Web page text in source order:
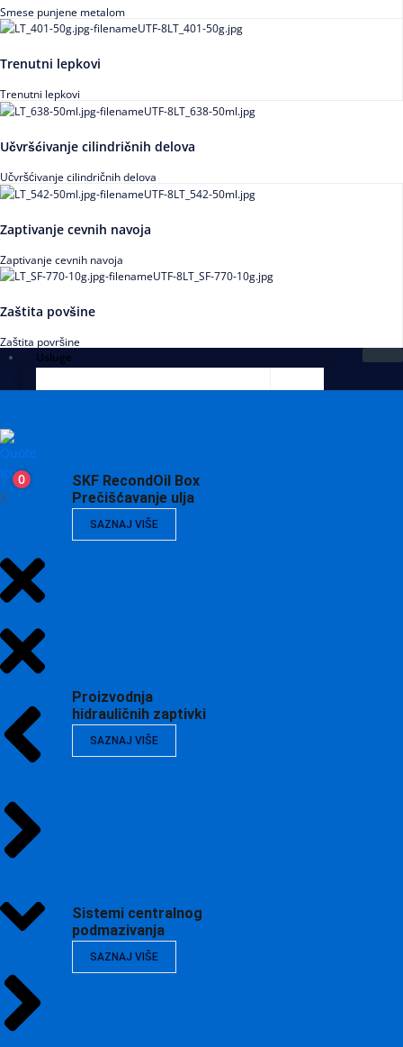
Smese punjene metalom
Trenutni lepkovi
Trenutni lepkovi
Učvršćivanje cilindričnih delova
Učvršćivanje cilindričnih delova
Zaptivanje cevnih navoja
Zaptivanje cevnih navoja
Zaštita povšine
Zaštita površine
Usluge
SKF RecondOil Box
Prečišćavanje ulja
SAZNAJ VIŠE
Proizvodnja
hidrauličnih zaptivki
SAZNAJ VIŠE
Sistemi centralnog
podmazivanja
SAZNAJ VIŠE
0
X